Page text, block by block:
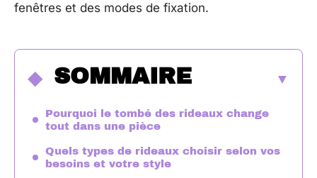
fenêtres et des modes de fixation.
SOMMAIRE
Pourquoi le tombé des rideaux change
tout dans une pièce
Quels types de rideaux choisir selon vos
besoins et votre style